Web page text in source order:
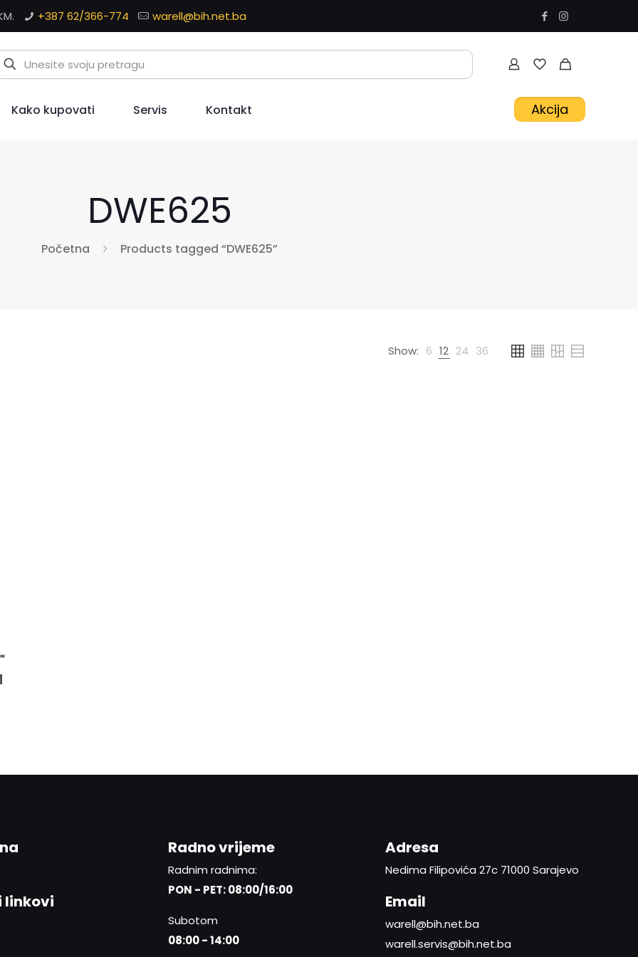
+387 62/366-774 warell@bih.net.ba
Kako kupovati Servis Kontakt Akcija
DWE625
Početna Products tagged “DWE625”
Show: 6 12 24 36
linkovi
Radno vrijeme
Radnim radnima:
PON - PET: 08:00/16:00
Subotom
08:00 - 14:00
Adresa
Nedima Filipovića 27c 71000 Sarajevo
Email
warell@bih.net.ba
warell.servis@bih.net.ba